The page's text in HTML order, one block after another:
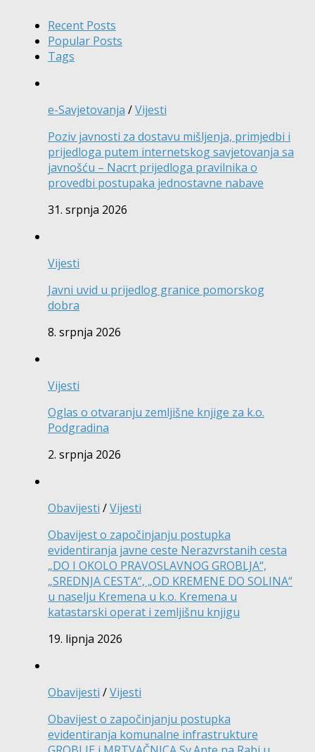
Recent Posts
Popular Posts
Tags
e-Savjetovanja /Vijesti
Poziv javnosti za dostavu mišljenja, primjedbi i
prijedloga putem internetskog savjetovanja sa
javnošću – Nacrt prijedloga pravilnika o
provedbi postupaka jednostavne nabave
31. srpnja 2026
Vijesti
Javni uvid u prijedlog granice pomorskog
dobra
8. srpnja 2026
Vijesti
Oglas o otvaranju zemljišne knjige za k.o.
Podgradina
2. srpnja 2026
Obavijesti /Vijesti
Obavijest o započinjanju postupka
evidentiranja javne ceste Nerazvrstanih cesta
„DO I OKOLO PRAVOSLAVNOG GROBLJA“,
„SREDNJA CESTA“, „OD KREMENE DO SOLINA“
u naselju Kremena u k.o. Kremena u
katastarski operat i zemljišnu knjigu
19. lipnja 2026
Obavijesti /Vijesti
Obavijest o započinjanju postupka
evidentiranja komunalne infrastrukture